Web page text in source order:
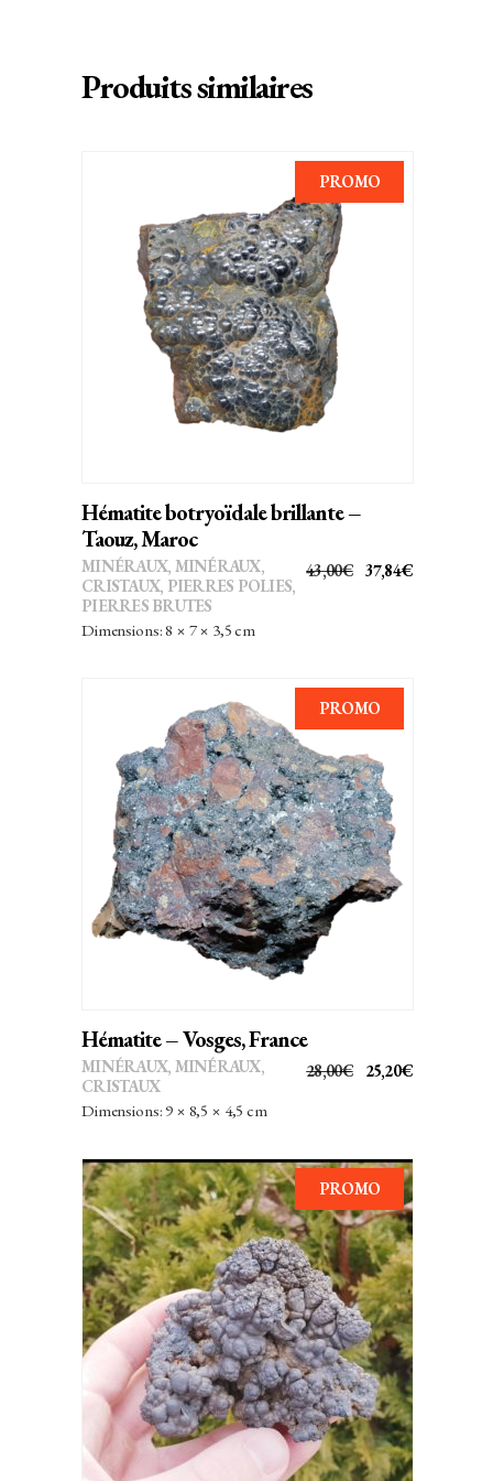
Produits similaires
PROMO
AJOUTER AU PANIER
Hématite botryoïdale brillante –
Taouz, Maroc
43,00€ LE
43,00€.
37,84€LE
MINÉRAUX, MINÉRAUX,
CRISTAUX, PIERRES POLIES,
PIERRES BRUTES
Dimensions: 8 × 7 × 3,5 cm
PROMO
AJOUTER AU PANIER
Hématite – Vosges, France
28,00€
LE
ÉTAIT :
28,00€.
25,20€LE
EST :
25,20€.
MINÉRAUX, MINÉRAUX,
CRISTAUX
Dimensions: 9 × 8,5 × 4,5 cm
PROMO
AJOUTER AU PANIER